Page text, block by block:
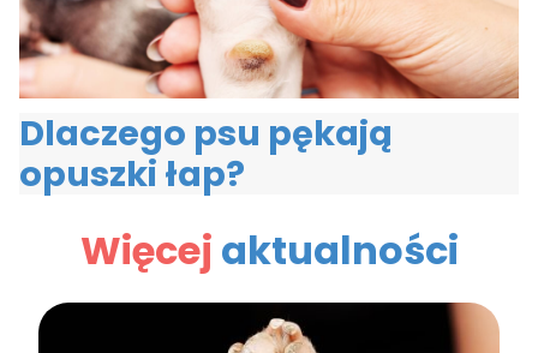
Dlaczego psu pękają
opuszki łap?
Więcej aktualności